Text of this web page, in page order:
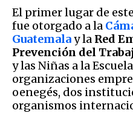
El primer lugar de
fue otorgado a la
Guatemalay la Red
Prevención del
y las Niñas a la
organizaciones
oenegés, dos
organismos